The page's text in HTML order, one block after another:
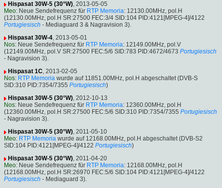
Hispasat 30W-5 (30°W), 2013-05-05
Meo: Neue Sendefrequenz für RTP Memoria: 12130.00MHz, pol.H
(12130.00MHz, pol.H SR:27500 FEC:3/4 SID:104 PID:4121[MPEG-4]/4122
Portugiesisch - Mediaguard 3 & Nagravision 3).
Hispasat 30W-4, 2013-05-01
Nos: Neue Sendefrequenz für RTP Memoria: 12149.00MHz, pol.V
(12149.00MHz, pol.V SR:27500 FEC:5/6 SID:783 PID:4672/4673 Portugiesisch
- Nagravision 3).
Hispasat 1C, 2013-02-05
Nos: RTP Memoria wurde auf 11851.00MHz, pol.H abgeschaltet (DVB-S
SID:310 PID:7354/7355 Portugiesisch)
Hispasat 30W-5 (30°W), 2012-10-13
Nos: Neue Sendefrequenz für RTP Memoria: 12360.00MHz, pol.H
(12360.00MHz, pol.H SR:27500 FEC:5/6 SID:310 PID:7354/7355 Portugiesisch
- Nagravision 3).
Hispasat 30W-5 (30°W), 2011-05-10
Meo: RTP Memoria wurde auf 12168.00MHz, pol.H abgeschaltet (DVB-S2
SID:104 PID:4121[MPEG-4]/4122 Portugiesisch)
Hispasat 30W-5 (30°W), 2011-04-20
Meo: Neue Sendefrequenz für RTP Memoria: 12168.00MHz, pol.H
(12168.00MHz, pol.H SR:26970 FEC:5/6 SID:104 PID:4121[MPEG-4]/4122
Portugiesisch - Mediaguard 3).